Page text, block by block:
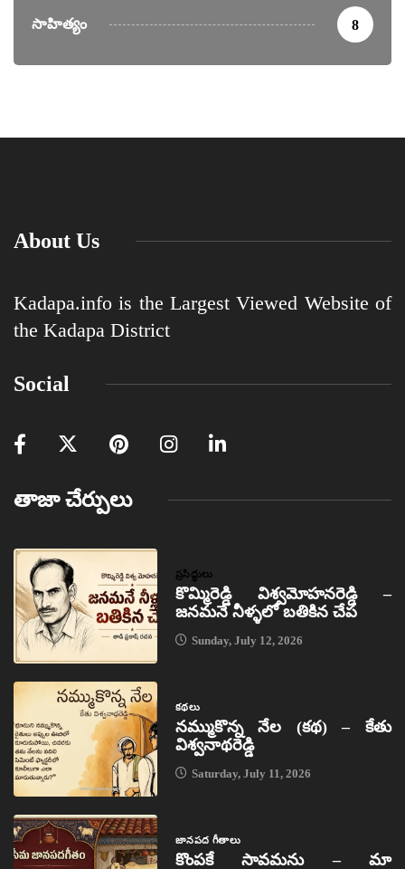
సాహిత్యం 8
About Us
Kadapa.info is the Largest Viewed Website of
the Kadapa District
Social
తాజా చేర్పులు
ప్రసిద్ధులు
కొమ్మిరెడ్డి విశ్వమోహనరెడ్డి –
జనమనే నీళ్ళలో బతికిన చేప
Sunday, July 12, 2026
కథలు
నమ్ముకొన్న నేల (కథ) – కేతు
విశ్వనాథరెడ్డి
Saturday, July 11, 2026
జానపద గీతాలు
కొంపకే సావమను – మా